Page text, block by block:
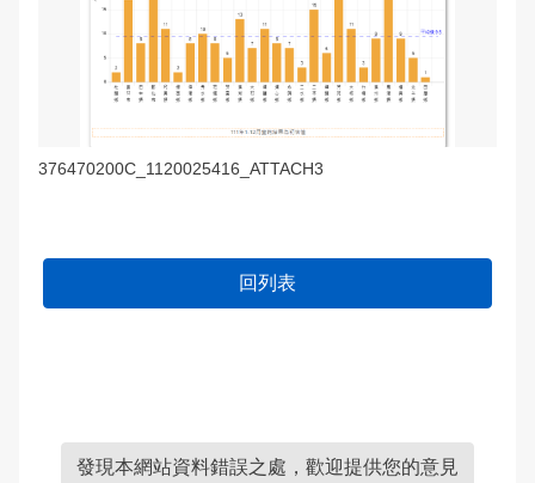
376470200C_1120025416_ATTACH3
回列表
發現本網站資料錯誤之處，歡迎提供您的意見